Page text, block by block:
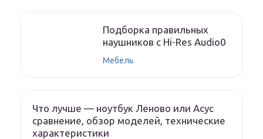
Подборка правильных
наушников с Hi-Res Audio0
Мебель
Что лучше — ноутбук Леново или Асус
сравнение, обзор моделей, технические
характеристики